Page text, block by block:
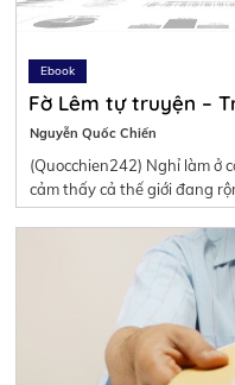
Ebook
Fờ Lêm tự truyện –
Nguyễn Quốc Chiến
(Quocchien242) Nghỉ làm ở
cảm thấy cả thế giới đang